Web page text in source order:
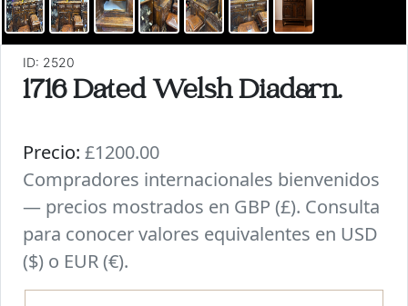
ID: 2520
1716 Dated Welsh Diadarn.
Precio: £1200.00
Compradores internacionales bienvenidos
— precios mostrados en GBP (£). Consulta
para conocer valores equivalentes en USD
($) o EUR (€).